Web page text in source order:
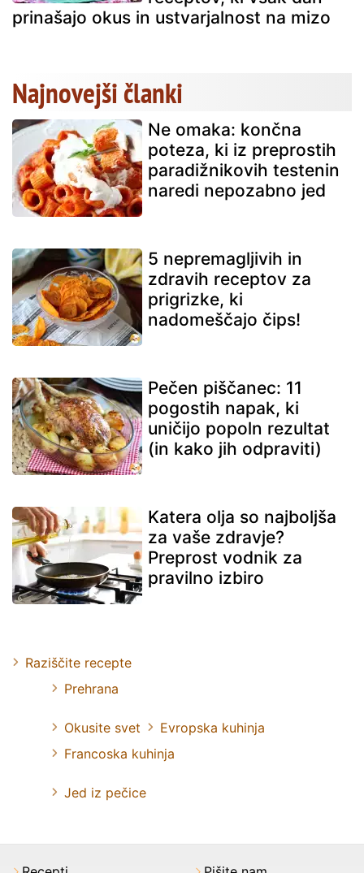
prinašajo okus in ustvarjalnost na mizo
Najnovejši članki
Ne omaka: končna
poteza, ki iz preprostih
paradižnikovih testenin
naredi nepozabno jed
5 nepremagljivih in
zdravih receptov za
prigrizke, ki
nadomeščajo čips!
Pečen piščanec: 11
pogostih napak, ki
uničijo popoln rezultat
(in kako jih odpraviti)
Katera olja so najboljša
za vaše zdravje?
Preprost vodnik za
pravilno izbiro
Raziščite recepte
Prehrana
Okusite svet
Evropska kuhinja
Francoska kuhinja
Jed iz pečice